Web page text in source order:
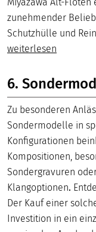
zunehmender
Schutzhülle und
weiterlesen
6.
Zu besonderen
Sondermodelle in
Konfigurationen
Kompositionen,
Sondergravuren
Klangoptionen.
Der Kauf einer
Investition in ein